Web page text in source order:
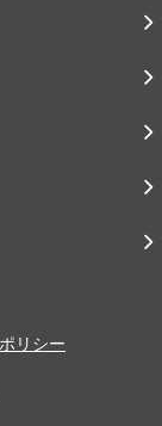
リシー